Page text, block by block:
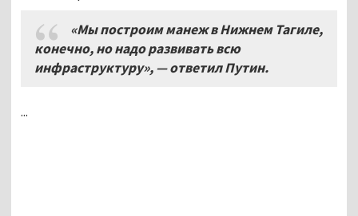
«Мы построим манеж в Нижнем Тагиле,
конечно, но надо развивать всю
инфраструктуру», — ответил Путин.
...